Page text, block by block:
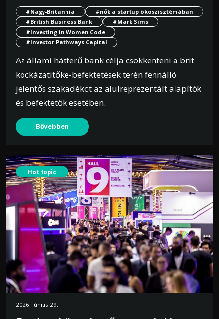
#Nagy-Britannia
#nők a startup ökoszisztémában
#British Business Bank
#Mark Sims
#Investing in Women Code
#Investor Pathways Capital
Az állami hátterű bank célja csökkenteni a brit
kockázatitőke-befektetések terén fennálló
jelentős szakadékot az alulreprezentált alapítók
és befektetők esetében.
Bővebben
Hot topic
2026. június 29.